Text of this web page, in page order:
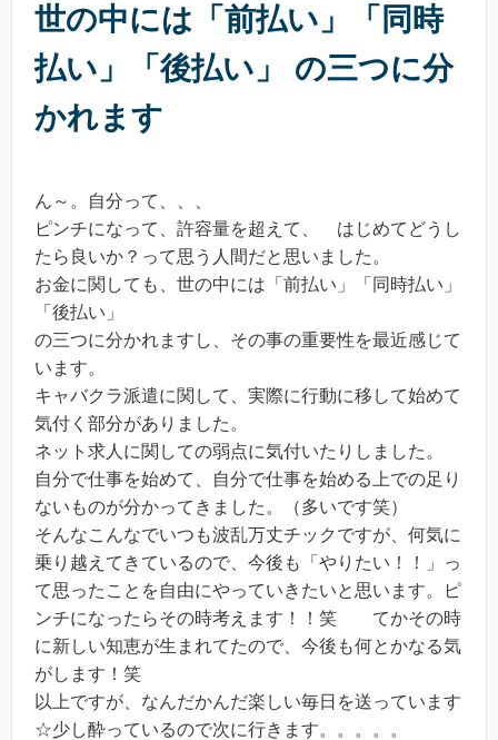
世の中には「前払い」「同時
払い」「後払い」 の三つに分
かれます
ん～。自分って、、、
ピンチになって、許容量を超えて、 はじめてどうし
たら良いか？って思う人間だと思いました。
お金に関しても、世の中には「前払い」「同時払い」
「後払い」
の三つに分かれますし、その事の重要性を最近感じて
います。
キャバクラ派遣に関して、実際に行動に移して始めて
気付く部分がありました。
ネット求人に関しての弱点に気付いたりしました。
自分で仕事を始めて、自分で仕事を始める上での足り
ないものが分かってきました。（多いです笑）
そんなこんなでいつも波乱万丈チックですが、何気に
乗り越えてきているので、今後も「やりたい！！」っ
て思ったことを自由にやっていきたいと思います。ピ
ンチになったらその時考えます！！笑 てかその時
に新しい知恵が生まれてたので、今後も何とかなる気
がします！笑
以上ですが、なんだかんだ楽しい毎日を送っています
☆少し酔っているので次に行きます。。。。。